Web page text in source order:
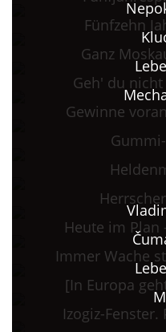
Fünfzehn
Ganz
Geh' du
Gewinne
Heute im Plan
Immer Wache
[In Europa
Izogiz-